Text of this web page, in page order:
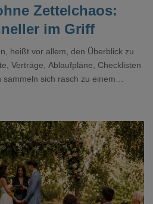
Zettelchaos:
im Griff
heißt vor allem, den Überblick zu
Verträge, Ablaufpläne, Checklisten
sich rasch zu einem
schon einmal kurz vor einem Event
das mulmige Gefühl.